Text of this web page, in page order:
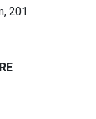
201